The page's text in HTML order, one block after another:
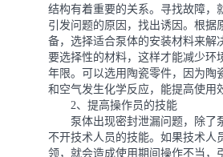
结构有着重要的关系。寻找故障，
引发问题的原因，找出诱因。根据
备，选择适合泵体的安装材料来解
要选择性的材料，这样才能减少环
年限。可以选用陶瓷零件，因为陶
和空气发生化学反应，能提高使用
2、提高操作员的技能
泵体出现密封泄漏问题，除了
不开技术人员的技能。如果技术人
领，就会造成使用期间操作不当，